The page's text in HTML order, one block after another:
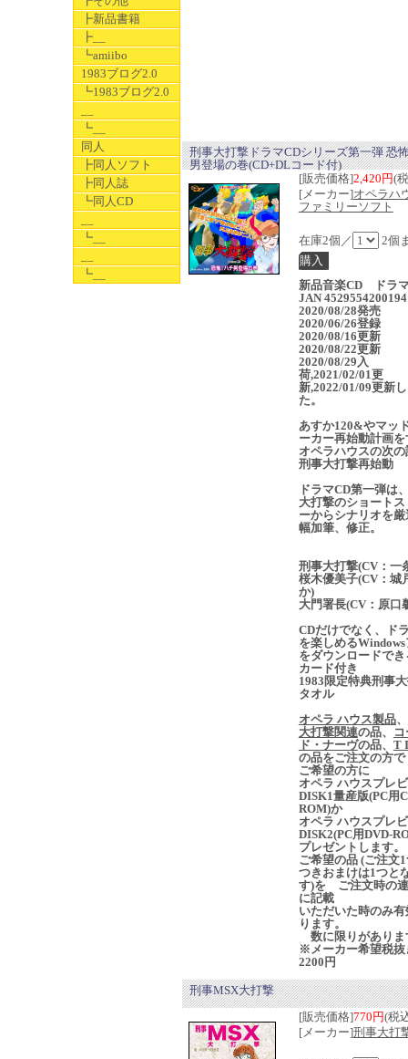
┣新品書籍
┣__
┗amiibo
1983ブログ2.0
┗1983ブログ2.0
┗__
同人
┣同人ソフト
┣同人誌
┗同人CD
┗__
┗__
刑事大打撃ドラマCDシリーズ第一弾 恐
男登場の巻(CD+DLコード付)
[販売価格]2,420円(
[メーカー]オペラ
ファミリーソフト
在庫2個／ 2個
新品音楽CD ドラ
JAN 4529554200194
2020/08/28発売
2020/06/26登録
2020/08/16更新
2020/08/22更新
2020/08/29入
荷,2021/02/01更
新,2022/01/09更新
た。
あすか120&やマッ
ーカー再始動計画
オペラハウスの次
刑事大打撃再始動
ドラマCD第一弾は
大打撃のショート
ーからシナリオを
幅加筆、修正。
刑事大打撃(CV：一
桜木優美子(CV：城
か)
大門署長(CV：原口
CDだけでなく、ド
を楽しめる
をダウンロードで
カード付き
1983限定特典刑事
タオル
オペラ ハウス製品、
大打撃関連の品、
ド・ナーヴの品、 T
の品をご注文の方で
ご希望の方に
オペラ ハウスプレ
DISK1量産版(PC用
ROM)か
オペラ ハウスプレ
DISK2(PC用DVD-
プレゼントします。
ご希望の品 (ご注文
つきおまけは1つと
す)を ご注文時の
に記載
いただいた時のみ
ります。
数に限りがありま
※メーカー希望税抜
2200円
刑事MSX大打撃
[販売価格]770円(税
[メーカー]刑事大打